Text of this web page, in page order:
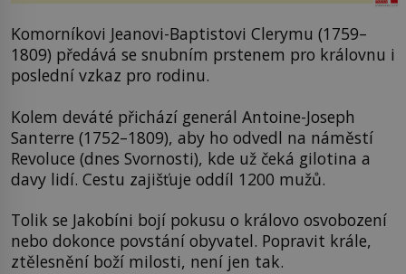
Komorníkovi Jeanovi-Baptistovi Clerymu (1759–
1809) předává se snubním prstenem pro královnu i
poslední vzkaz pro rodinu.
Kolem deváté přichází generál Antoine-Joseph
Santerre (1752–1809), aby ho odvedl na náměstí
Revoluce (dnes Svornosti), kde už čeká gilotina a
davy lidí. Cestu zajišťuje oddíl 1200 mužů.
Tolik se Jakobíni bojí pokusu o královo osvobození
nebo dokonce povstání obyvatel. Popravit krále,
ztělesnění boží milosti, není jen tak.